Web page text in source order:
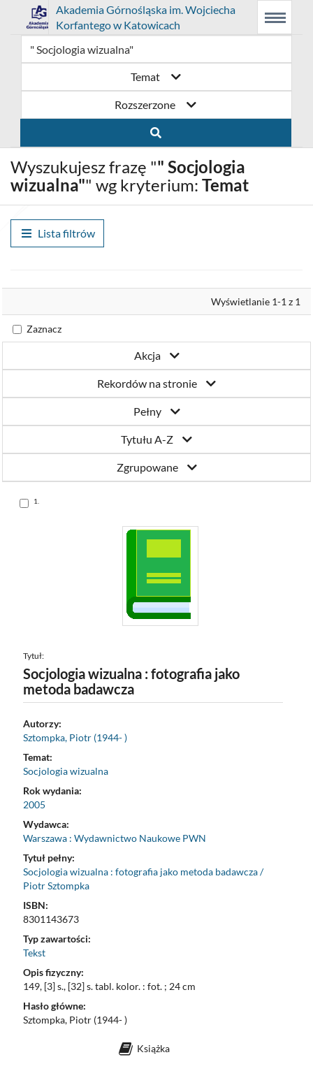
Menu
główne
Wyszukiwarka
Treść
główna
Przejdź
do
strony
domowej
biblioteki
Akademia
Górnośląska
im.
Wojciecha
w
Katowicach
Link
otwiera
się
w
nowym
oknie
Prolib
Integro
-
główna
Akademia Górnośląska im. Wojciecha
Korfantego w Katowicach
Menu
Temat
Rozszerzone
Wyszukujesz frazę "" Socjologia
wizualna"" wg kryterium: Temat
Lista filtrów
Wyświetlanie 1-1 z 1
Zaznacz
Akcja
Rekordów na stronie
Pełny
Tytułu A-Z
Zgrupowane
Skocz
do
1.
Tytuł:
Socjologia wizualna : fotografia jako
metoda badawcza
Autorzy:
Sztompka, Piotr (1944- )
Temat:
Socjologia wizualna
Rok wydania:
2005
Wydawca:
Warszawa : Wydawnictwo Naukowe PWN
Tytuł pełny:
Socjologia wizualna : fotografia jako metoda badawcza /
Piotr Sztompka
ISBN:
8301143673
Typ zawartości:
Tekst
Opis fizyczny:
149, [3] s., [32] s. tabl. kolor. : fot. ; 24 cm
Hasło główne:
Sztompka, Piotr (1944- )
Książka